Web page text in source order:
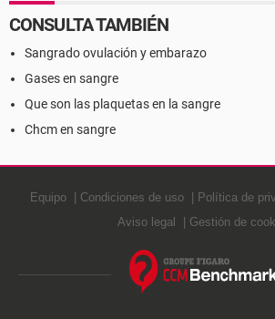
CONSULTA TAMBIÉN
Sangrado ovulación y embarazo
Gases en sangre
Que son las plaquetas en la sangre
Chcm en sangre
Equipo Condiciones de uso Política de
Aviso legal
Gestión de